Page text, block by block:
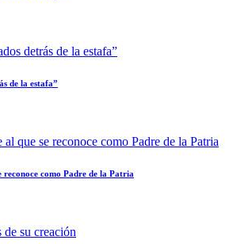
de la estafa”
reconoce como Padre de la Patria